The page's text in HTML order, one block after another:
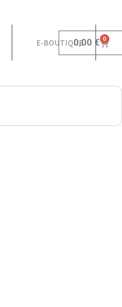
E-BOUTIQUE0,00 € 0